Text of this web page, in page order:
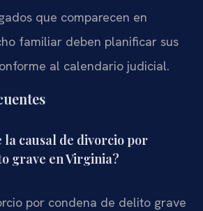
que comparecen en
familiar deben planificar sus
al calendario judicial.
la causal de divorcio por
grave en Virginia?
por condena de delito grave